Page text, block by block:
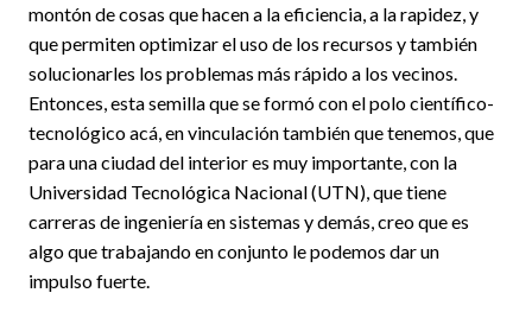
montón de cosas que hacen a la eficiencia, a la rapidez, y
que permiten optimizar el uso de los recursos y también
solucionarles los problemas más rápido a los vecinos.
Entonces, esta semilla que se formó con el polo científico-
tecnológico acá, en vinculación también que tenemos, que
para una ciudad del interior es muy importante, con la
Universidad Tecnológica Nacional (UTN), que tiene
carreras de ingeniería en sistemas y demás, creo que es
algo que trabajando en conjunto le podemos dar un
impulso fuerte.